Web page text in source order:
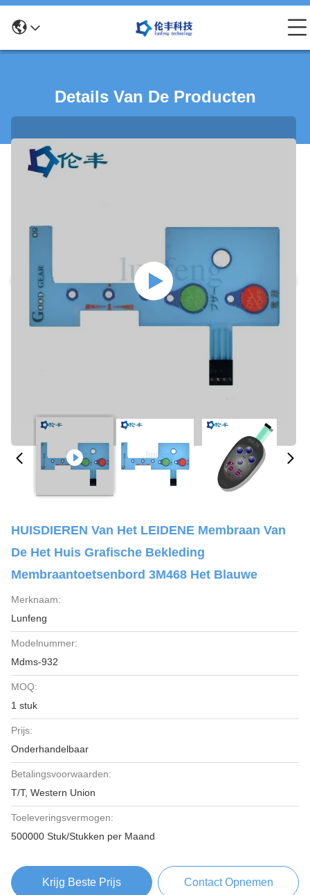
Details Van De Producten
HUISDIEREN Van Het LEIDENE Membraan Van
De Het Huis Grafische Bekleding
Membraantoetsenbord 3M468 Het Blauwe
Merknaam:
Lunfeng
Modelnummer:
Mdms-932
MOQ:
1 stuk
Prijs:
Onderhandelbaar
Betalingsvoorwaarden:
T/T, Western Union
Toeleveringsvermogen:
500000 Stuk/Stukken per Maand
Krijg Beste Prijs Contact Opnemen